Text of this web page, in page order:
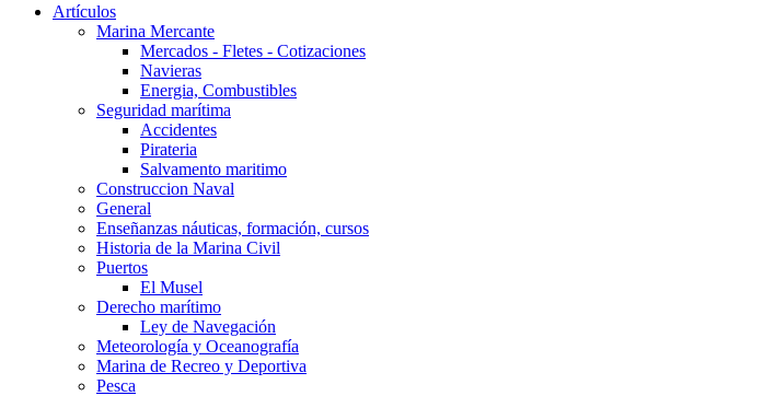
Artículos
Marina Mercante
Mercados - Fletes - Cotizaciones
Navieras
Energia, Combustibles
Seguridad marítima
Accidentes
Pirateria
Salvamento maritimo
Construccion Naval
General
Enseñanzas náuticas, formación, cursos
Historia de la Marina Civil
Puertos
El Musel
Derecho marítimo
Ley de Navegación
Meteorología y Oceanografía
Marina de Recreo y Deportiva
Pesca